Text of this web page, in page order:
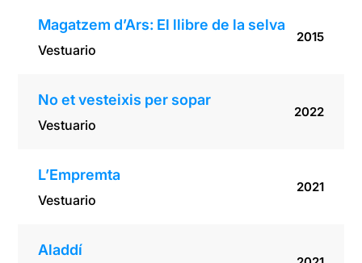
Magatzem d’Ars: El llibre de la selva
Vestuario
2015
No et vesteixis per sopar
Vestuario
2022
L’Empremta
Vestuario
2021
Aladdí